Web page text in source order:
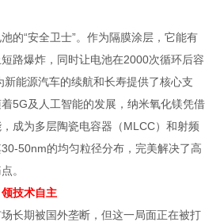
的“安全卫士”。作为隔膜涂层，它能有
路爆炸，同时让电池在2000次循环后容
能源汽车的续航和长寿提供了核心支
5G及人工智能的发展，纳米氧化镁凭借
成为多层陶瓷电容器（MLCC）和射频
50nm的均匀粒径分布，完美解决了高
。
技术自主
长期被国外垄断，但这一局面正在被打